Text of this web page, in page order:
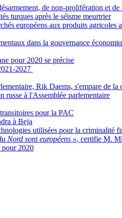
de non-prolifération et de
turques après le séisme meurtrier
européens aux produits agricoles
dans la gouvernance
pour 2020 se précise
2027
Rik Daems, s'empare de la
russe à l'Assemblée parlementaire
pour la PAC
à Beja
utilisées pour la criminalité
Nord sont européens », certifie M.
pour 2020